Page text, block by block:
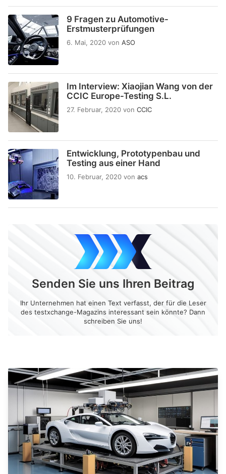
9 Fragen zu Automotive-
Erstmusterprüfungen
6. Mai, 2020 von ASO
Im Interview: Xiaojian Wang von der
CCIC Europe-Testing S.L.
27. Februar, 2020 von CCIC
Entwicklung, Prototypenbau und
Testing aus einer Hand
10. Februar, 2020 von acs
Senden Sie uns Ihren Beitrag
Ihr Unternehmen hat einen Text verfasst, der für die Leser
des testxchange-Magazins interessant sein könnte? Dann
schreiben Sie uns!